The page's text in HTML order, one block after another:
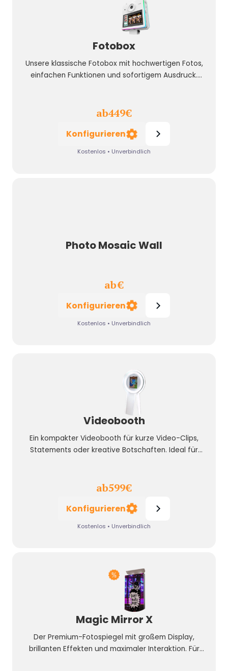
Fotobox
Unsere klassische Fotobox mit hochwertigen Fotos,
einfachen Funktionen und sofortigem Ausdruck.
ab449€
Konfigurieren
Kostenlos • Unverbindlich
Photo Mosaic Wall
ab€
Konfigurieren
Kostenlos • Unverbindlich
Videobooth
Ein kompakter Videobooth für kurze Video-Clips,
Statements oder kreative Botschaften. Ideal für
ab599€
Konfigurieren
Kostenlos • Unverbindlich
Magic Mirror X
Der Premium-Fotospiegel mit großem Display,
brillanten Effekten und maximaler Interaktion. Für